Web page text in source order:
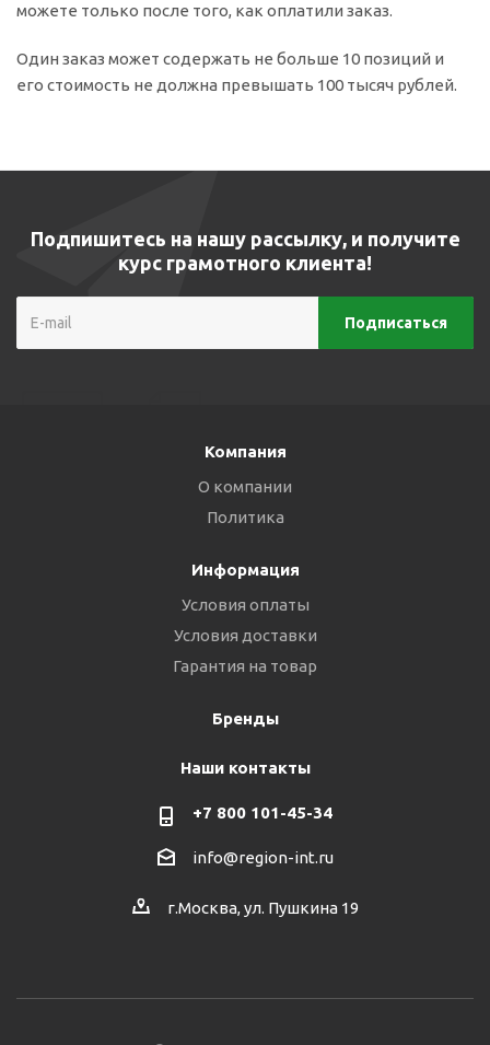
можете только после того, как оплатили заказ.
Один заказ может содержать не больше 10 позиций и
его стоимость не должна превышать 100 тысяч рублей.
Подпишитесь на нашу рассылку, и получите
курс грамотного клиента!
Компания
О компании
Политика
Информация
Условия оплаты
Условия доставки
Гарантия на товар
Бренды
Наши контакты
+7 800 101-45-34
info@region-int.ru
г.Москва, ул. Пушкина 19